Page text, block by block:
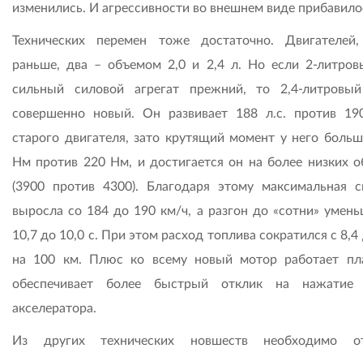
изменились. И агрессивности во внешнем виде
Технических перемен тоже достаточно.
раньше, два – объемом 2,0 и 2,4 л. Но если 2-
сильный силовой агрегат прежний, то 2,4-
совершенно новый. Он развивает 188 л.с. против
старого двигателя, зато крутящий момент у него
Нм против 220 Нм, и достигается он на более низких
(3900 против 4300). Благодаря этому максимальная
выросла со 184 до 190 км/ч, а разгон до «сотни»
10,7 до 10,0 с. При этом расход топлива сократился с 8,4
на 100 км. Плюс ко всему новый мотор работает
обеспечивает более быстрый отклик на нажатие
акселератора.
Из других технических новшеств необходимо